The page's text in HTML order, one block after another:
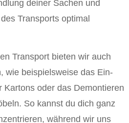
deiner Sachen und
Transports optimal
Transport bieten wir auch
wie beispielsweise das Ein-
Kartons oder das Demontieren
So kannst du dich ganz
während wir uns